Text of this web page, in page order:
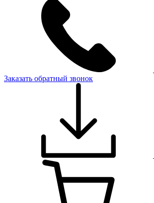
Заказать обратный звонок